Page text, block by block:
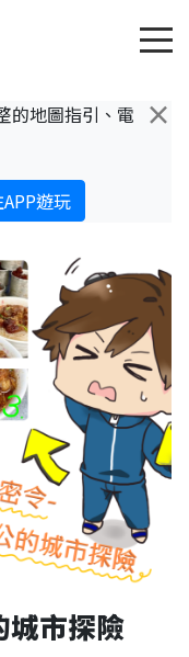
×
的地圖指引、電
遊玩
城市探險